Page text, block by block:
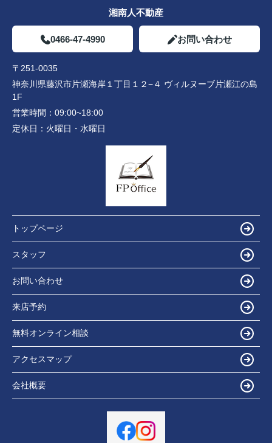
湘南人不動産
0466-47-4990 お問い合わせ
〒251-0035
神奈川県藤沢市片瀬海岸１丁目１２−４ ヴィルヌーブ片瀬江の島
1F
営業時間： 09:00~18:00
定休日： 火曜日・水曜日
トップページ
スタッフ
お問い合わせ
来店予約
無料オンライン相談
アクセスマップ
会社概要